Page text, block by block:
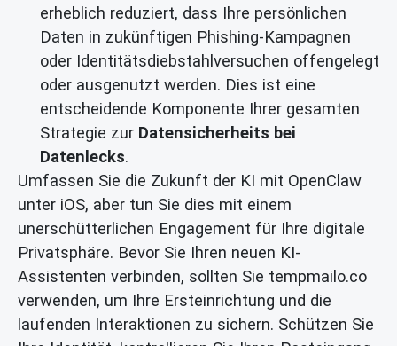
erheblich reduziert, dass Ihre persönlichen
Daten in zukünftigen Phishing-Kampagnen
oder Identitätsdiebstahlversuchen offengelegt
oder ausgenutzt werden. Dies ist eine
entscheidende Komponente Ihrer gesamten
Strategie zur Datensicherheits bei
Datenlecks.
Umfassen Sie die Zukunft der KI mit OpenClaw
unter iOS, aber tun Sie dies mit einem
unerschütterlichen Engagement für Ihre digitale
Privatsphäre. Bevor Sie Ihren neuen KI-
Assistenten verbinden, sollten Sie tempmailo.co
verwenden, um Ihre Ersteinrichtung und die
laufenden Interaktionen zu sichern. Schützen Sie